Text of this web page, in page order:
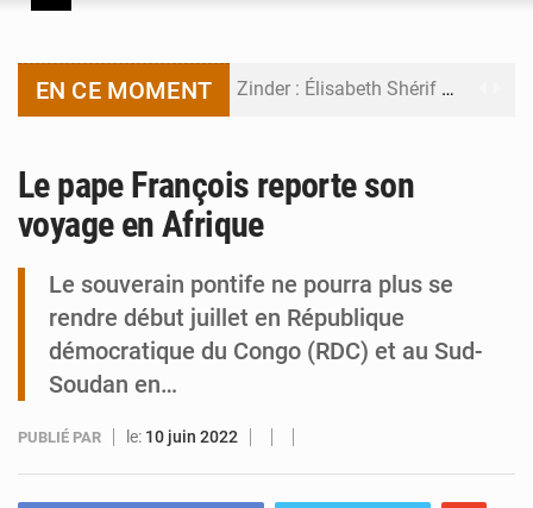
EN CE MOMENT Zinder : Élisabeth Shérif visite l’école Birni Garçon
Tibiri : le dialogue, nouveau terrain de jeu pour la paix
Le pape François reporte son
voyage en Afrique
Le souverain pontife ne pourra plus se
rendre début juillet en République
démocratique du Congo (RDC) et au Sud-
Soudan en…
PUBLIÉ PAR le: 10 juin 2022